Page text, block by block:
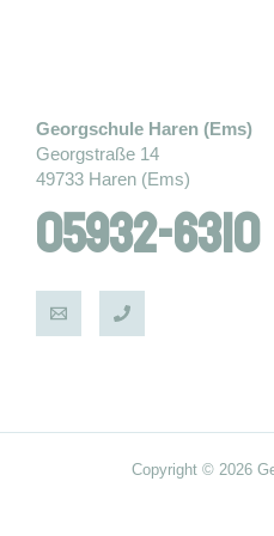
Georgschule Haren (Ems)
Georgstraße 14
49733 Haren (Ems)
05932-6310
Copyright © 2026